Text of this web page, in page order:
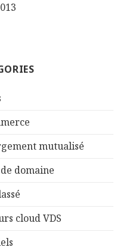
mutualisé
domaine
cloud VDS